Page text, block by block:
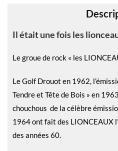
Il était une fois les
Le groue de rock « les
Le Golf Drouot en 1962,
Tendre et Tête de Bois » en
chouchous de la célèbre
1964 ont fait des LIONCEAUX
des années 60.